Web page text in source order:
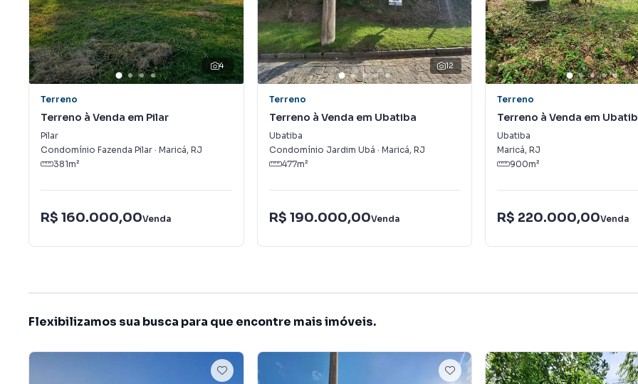
4
Terreno
Terreno à Venda em Pilar
Pilar
Condomínio Fazenda Pilar · Maricá, RJ
381m²
R$ 160.000,00Venda
12
Terreno
Terreno à Venda em Ubatiba
Ubatiba
Condomínio Jardim Ubá · Maricá, RJ
477m²
R$ 190.000,00Venda
Terreno
Terreno à Venda em
Ubatiba
Maricá, RJ
900m²
R$ 220.000,00Venda
Flexibilizamos sua busca para que encontre mais imóveis.